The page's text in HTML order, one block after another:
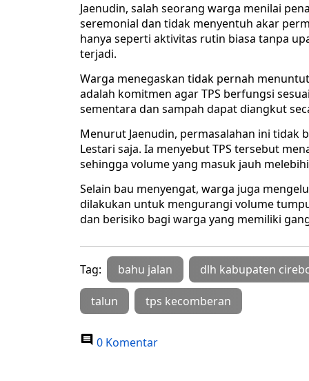
Jaenudin, salah seorang warga menilai
seremonial dan tidak menyentuh akar
hanya seperti aktivitas rutin biasa tanpa
terjadi. ‎
Warga menegaskan tidak pernah
adalah komitmen agar TPS berfungsi
sementara dan sampah dapat diangkut
Menurut Jaenudin, permasalahan ini tidak
Lestari saja. Ia menyebut TPS tersebut
sehingga volume yang masuk jauh
Selain bau menyengat, warga juga
dilakukan untuk mengurangi volume
dan berisiko bagi warga yang memiliki
Tag: bahu jalan dlh kabupaten
talun tps kecomberan
0 Komentar